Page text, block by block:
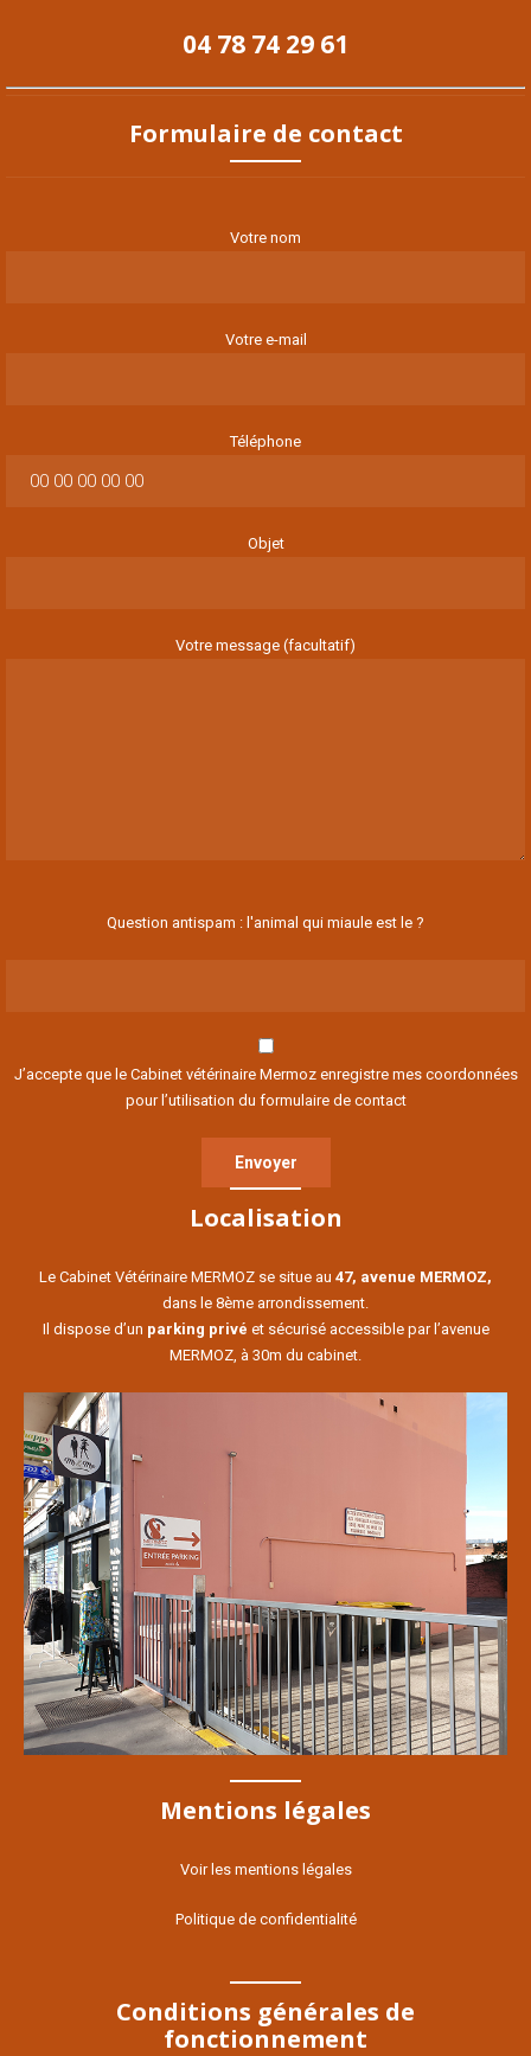
04 78 74 29 61
Formulaire de contact
Votre nom
Votre e-mail
Téléphone
Objet
Votre message (facultatif)
Question antispam : l'animal qui miaule est le ?
J’accepte que le Cabinet vétérinaire Mermoz enregistre mes coordonnées
pour l’utilisation du formulaire de contact
Localisation
Le Cabinet Vétérinaire MERMOZ se situe au 47, avenue MERMOZ,
dans le 8ème arrondissement.
Il dispose d’un parking privé et sécurisé accessible par l’avenue
MERMOZ, à 30m du cabinet.
Mentions légales
Voir les mentions légales
Politique de confidentialité
Conditions générales de
fonctionnement